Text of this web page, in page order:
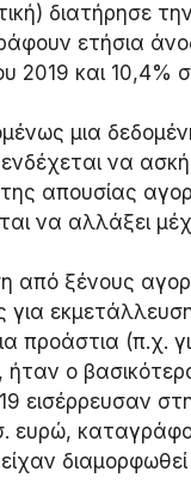
διατήρησε
ετήσια
2019 και 10,4%
μια
να
απουσίας
να αλλάξει
από ξένους
για
προάστια
ο
εισέρρευσαν
ευρώ,